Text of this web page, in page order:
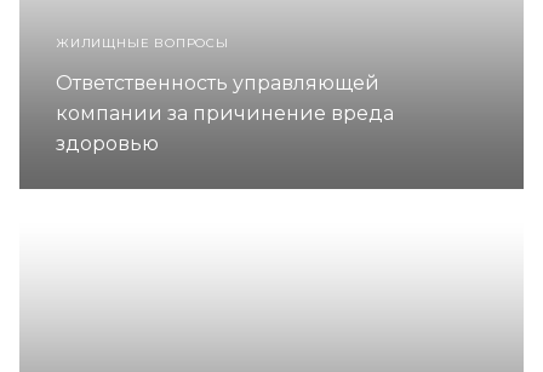
ЖИЛИЩНЫЕ ВОПРОСЫ
Ответственность управляющей
компании за причинение вреда
здоровью